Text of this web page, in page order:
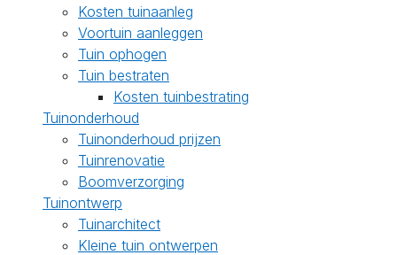
Kosten tuinaanleg
Voortuin aanleggen
Tuin ophogen
Tuin bestraten
Kosten tuinbestrating
Tuinonderhoud
Tuinonderhoud prijzen
Tuinrenovatie
Boomverzorging
Tuinontwerp
Tuinarchitect
Kleine tuin ontwerpen